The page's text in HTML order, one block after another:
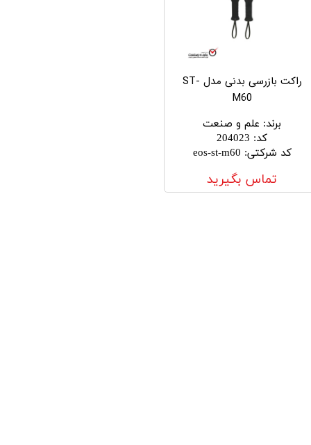
راکت بازرسی بدنی مدل ST-
M60
برند: علم و صنعت
کد:
204023
کد شرکتی:
eos-st-m60
تماس بگیرید